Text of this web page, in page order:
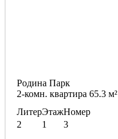
Родина Парк
2-комн. квартира 65.3 м²
Литер
2
Этаж
1
Номер
3